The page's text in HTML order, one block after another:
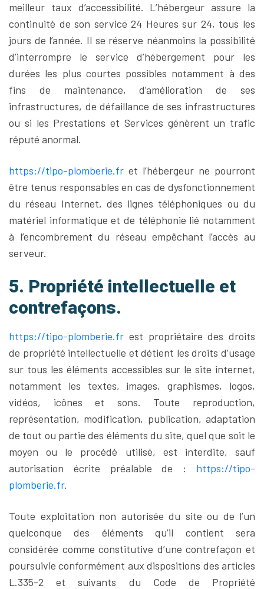
meilleur taux d’accessibilité. L’hébergeur assure la
continuité de son service 24 Heures sur 24, tous les
jours de l’année. Il se réserve néanmoins la possibilité
d’interrompre le service d’hébergement pour les
durées les plus courtes possibles notamment à des
fins de maintenance, d’amélioration de ses
infrastructures, de défaillance de ses infrastructures
ou si les Prestations et Services génèrent un trafic
réputé anormal.
https://tipo-plomberie.fr et l’hébergeur ne pourront
être tenus responsables en cas de dysfonctionnement
du réseau Internet, des lignes téléphoniques ou du
matériel informatique et de téléphonie lié notamment
à l’encombrement du réseau empêchant l’accès au
serveur.
5. Propriété intellectuelle et
contrefaçons.
https://tipo-plomberie.fr est propriétaire des droits
de propriété intellectuelle et détient les droits d’usage
sur tous les éléments accessibles sur le site internet,
notamment les textes, images, graphismes, logos,
vidéos, icônes et sons. Toute reproduction,
représentation, modification, publication, adaptation
de tout ou partie des éléments du site, quel que soit le
moyen ou le procédé utilisé, est interdite, sauf
autorisation écrite préalable de :
https://tipo-
plomberie.fr.
Toute exploitation non autorisée du site ou de l’un
quelconque des éléments qu’il contient sera
considérée comme constitutive d’une contrefaçon et
poursuivie conformément aux dispositions des articles
L.335-2 et suivants du Code de Propriété